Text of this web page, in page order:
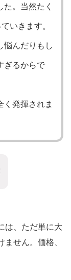
。当然たく
いきます。
悩んだりもし
ぎるからで
く発揮されま
は、ただ単に大
せん。価格、